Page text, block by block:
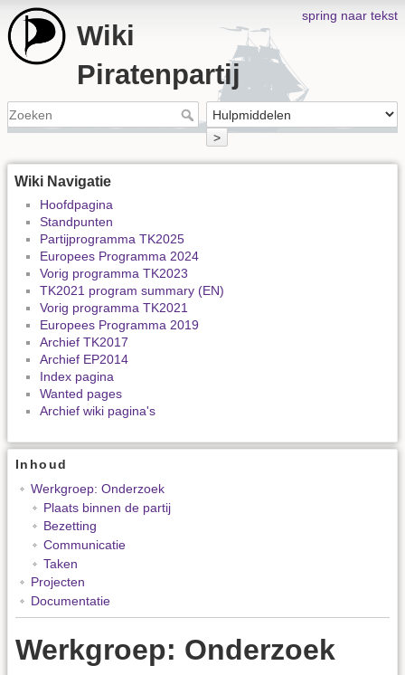
spring naar tekst
Wiki
Piratenpartij
>
Wiki Navigatie
Hoofdpagina
Standpunten
Partijprogramma TK2025
Europees Programma 2024
Vorig programma TK2023
TK2021 program summary (EN)
Vorig programma TK2021
Europees Programma 2019
Archief TK2017
Archief EP2014
Index pagina
Wanted pages
Archief wiki pagina's
Inhoud
Werkgroep: Onderzoek
Plaats binnen de partij
Bezetting
Communicatie
Taken
Projecten
Documentatie
Werkgroep: Onderzoek